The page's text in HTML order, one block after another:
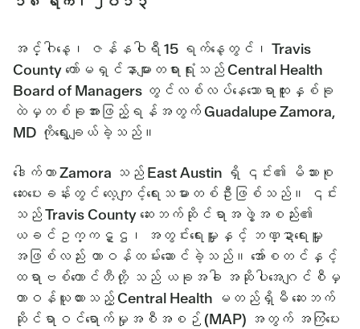
အင်္ဂါနေ့၊ ဇန်နဝါရီ 15 ရက်နေ့တွင်၊ Travis
County ကော်မရှင်နာများတရားရုံးသည် Central Health
Board of Managers တွင်လစ်လပ်နေသောရာထူးနှစ်ခု
ထဲမှတစ်ခုအားဖြည့်ရန်အတွက် Guadalupe Zamora,
MD ကိုရွေးချယ်ခဲ့သည်။
ဒေါက်တာ Zamora သည် East Austin ရှိ ၎င်း၏ မိသားစု
ဆေးပေးခန်းတွင် လေ့ကျင့်ရေးသမားတစ်ဦးဖြစ်သည်။ ၎င်း
သည် Travis County ဆေးဘက်ဆိုင်ရာအဖွဲ့အစည်း၏
ယခင်ဥက္ကဋ္ဌ၊ အတွင်းရေးမှူးနှင့် ဘဏ္ဍာရေးမှူး
အဖြစ်လည်း တာဝန်ထမ်းဆောင်ခဲ့သည်။ အော်စတင်နှင့်
ထရာဗစ်ကောင်တီတို့ သည် ယခုအခါ အဆိုပါအေဂျင်စီမှ
တာဝန်ယူထားသည့် Central Health မတည်ရှိမီ ဆေးဘက်
ဆိုင်ရာဝင်ရောက်မှုအစီအစဉ် (MAP) အတွက် အကြံပေး